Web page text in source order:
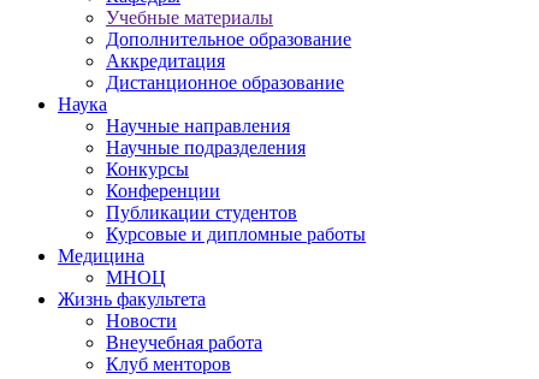
Учебные материалы
Дополнительное образование
Аккредитация
Дистанционное образование
Наука
Научные направления
Научные подразделения
Конкурсы
Конференции
Публикации студентов
Курсовые и дипломные работы
Медицина
МНОЦ
Жизнь факультета
Новости
Внеучебная работа
Клуб менторов